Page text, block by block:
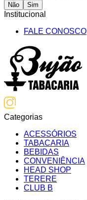
Não Sim
Institucional
FALE CONOSCO
Categorias
ACESSÓRIOS
TABACARIA
BEBIDAS
CONVENIÊNCIA
HEAD SHOP
TERERE
CLUB B